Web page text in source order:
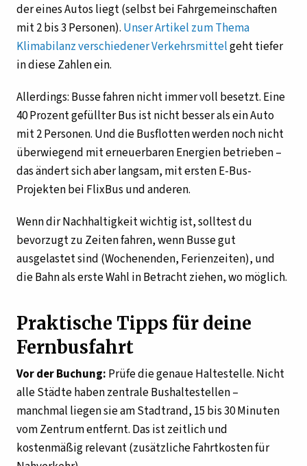
der eines Autos liegt (selbst bei Fahrgemeinschaften
mit 2 bis 3 Personen). Unser Artikel zum Thema
Klimabilanz verschiedener Verkehrsmittelgeht tiefer
in diese Zahlen ein.
Allerdings: Busse fahren nicht immer voll besetzt. Eine
40 Prozent gefüllter Bus ist nicht besser als ein Auto
mit 2 Personen. Und die Busflotten werden noch nicht
überwiegend mit erneuerbaren Energien betrieben –
das ändert sich aber langsam, mit ersten E-Bus-
Projekten bei FlixBus und anderen.
Wenn dir Nachhaltigkeit wichtig ist, solltest du
bevorzugt zu Zeiten fahren, wenn Busse gut
ausgelastet sind (Wochenenden, Ferienzeiten), und
die Bahn als erste Wahl in Betracht ziehen, wo möglich.
Praktische Tipps für deine
Fernbusfahrt
Vor der Buchung: Prüfe die genaue Haltestelle. Nicht
alle Städte haben zentrale Bushaltestellen –
manchmal liegen sie am Stadtrand, 15 bis 30 Minuten
vom Zentrum entfernt. Das ist zeitlich und
kostenmäßig relevant (zusätzliche Fahrtkosten für